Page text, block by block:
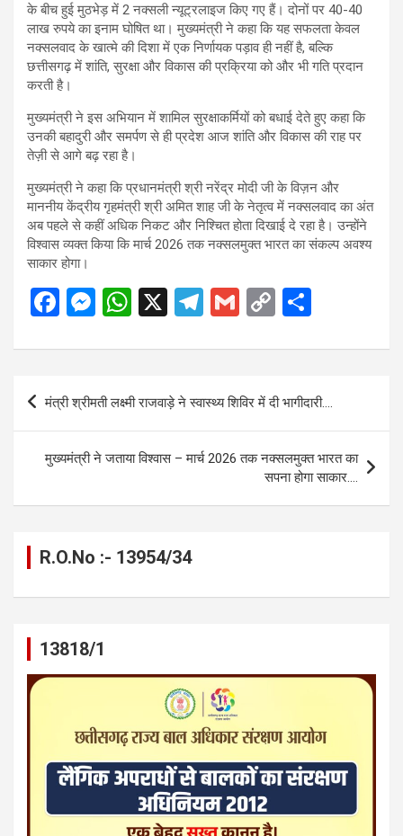
के बीच हुई मुठभेड़ में 2 नक्सली न्यूट्रलाइज किए गए हैं। दोनों पर 40-40
लाख रुपये का इनाम घोषित था। मुख्यमंत्री ने कहा कि यह सफलता केवल
नक्सलवाद के खात्मे की दिशा में एक निर्णायक पड़ाव ही नहीं है, बल्कि
छत्तीसगढ़ में शांति, सुरक्षा और विकास की प्रक्रिया को और भी गति प्रदान
करती है।
मुख्यमंत्री ने इस अभियान में शामिल सुरक्षाकर्मियों को बधाई देते हुए कहा कि
उनकी बहादुरी और समर्पण से ही प्रदेश आज शांति और विकास की राह पर
तेज़ी से आगे बढ़ रहा है।
मुख्यमंत्री ने कहा कि प्रधानमंत्री श्री नरेंद्र मोदी जी के विज़न और
माननीय केंद्रीय गृहमंत्री श्री अमित शाह जी के नेतृत्व में नक्सलवाद का अंत
अब पहले से कहीं अधिक निकट और निश्चित होता दिखाई दे रहा है। उन्होंने
विश्वास व्यक्त किया कि मार्च 2026 तक नक्सलमुक्त भारत का संकल्प अवश्य
साकार होगा।
F
ce
b
o
o
k
M
se
n
g
er
W
at
s
A
p
p
X
T
e
gr
a
m
G
ail
C
py
Li
n
k
ar
e
Post
navigation
मंत्री श्रीमती लक्ष्मी राजवाड़े ने स्वास्थ्य शिविर में दी भागीदारी….
मुख्यमंत्री ने जताया विश्वास – मार्च 2026 तक नक्सलमुक्त भारत का
सपना होगा साकार….
R.O.No :- 13954/34
13818/1